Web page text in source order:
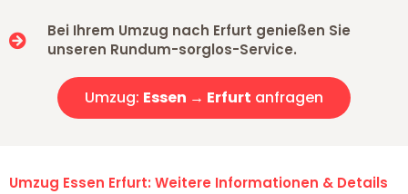
Bei Ihrem Umzug nach Erfurt genießen Sie
unseren Rundum-sorglos-Service.
Umzug: Essen → Erfurt anfragen
Umzug Essen Erfurt: Weitere Informationen & Details